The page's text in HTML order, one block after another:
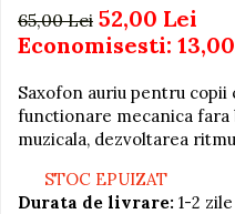
Ateliere si unelte
Blocuri de constructie
Creative
De plus
Electrocasnice si bucatarii
65,00 Lei 52,00 Lei
Economisesti: 13,00
Saxofon auriu pentru copii
functionare mecanica
muzicala, dezvoltarea
STOC EPUIZAT
Durata de livrare: 1-2